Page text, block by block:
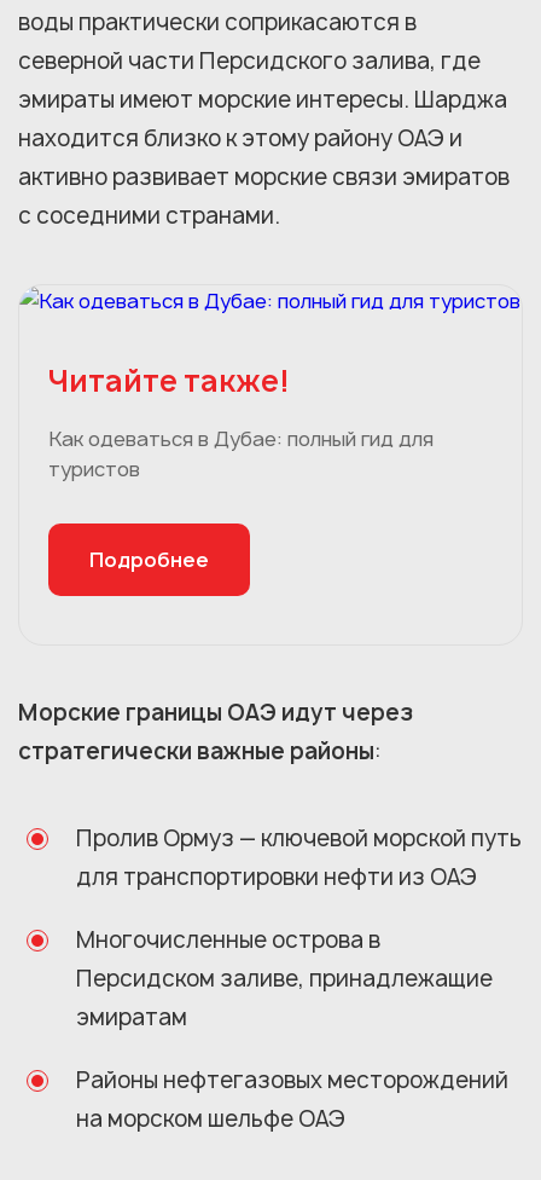
воды практически соприкасаются в
северной части Персидского залива, где
эмираты имеют морские интересы. Шарджа
находится близко к этому району ОАЭ и
активно развивает морские связи эмиратов
с соседними странами.
Читайте также!
Как одеваться в Дубае: полный гид для
туристов
Подробнее
Морские границы ОАЭ идут через
стратегически важные районы:
Пролив Ормуз — ключевой морской путь
для транспортировки нефти из ОАЭ
Многочисленные острова в
Персидском заливе, принадлежащие
эмиратам
Районы нефтегазовых месторождений
на морском шельфе ОАЭ